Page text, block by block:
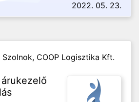
2022. 05. 23.
Szolnok, COOP Logisztika Kft.